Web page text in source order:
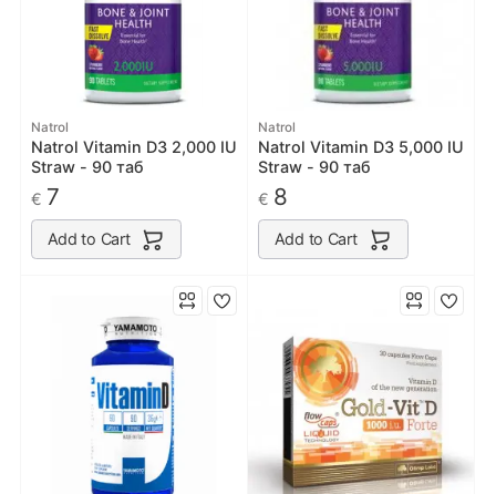
Natrol
Natrol Vitamin D3 2,000 IU
Straw - 90 таб
€ 7
Add to Cart
Natrol
Natrol Vitamin D3 5,000 IU
Straw - 90 таб
€ 8
Add to Cart